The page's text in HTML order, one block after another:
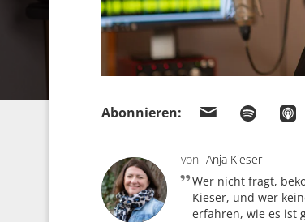
Abonnieren:
von Anja Kieser
Wer nicht fragt,
Kieser, und wer
erfahren, wie es ist